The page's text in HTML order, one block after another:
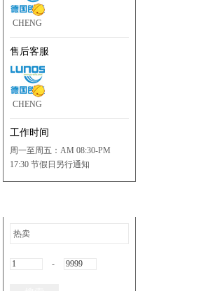
CHENG
售后客服
CHENG
工作时间
周一至周五：AM 08:30-PM
17:30 节假日另行通知
-